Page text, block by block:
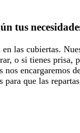
tus
las cubiertas.
o si tienes prisa,
nos encargaremos
que las